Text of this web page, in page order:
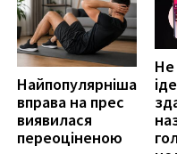
Найпопулярніша
вправа на прес
виявилася
переоціненою
Не